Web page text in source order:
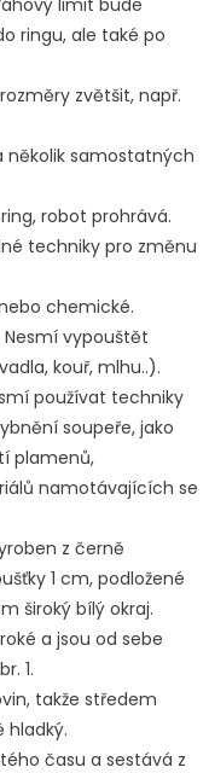
limit bude
ringu, ale také po
zvětšit, např.
několik samostatných
robot prohrává.
techniky pro změnu
chemické.
vypouštět
kouř, mlhu..).
používat techniky
soupeře, jako
plamenů,
namotávajících se
z černě
1 cm, podložené
široký bílý okraj.
a jsou od sebe
1.
takže středem
hladký.
času a sestává z